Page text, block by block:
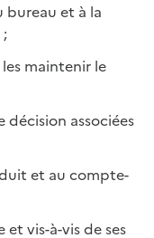
bureau et à la
maintenir le
décision associées
et au compte-
vis-à-vis de ses